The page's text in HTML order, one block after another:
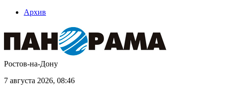
Архив
Ростов-на-Дону
7 августа 2026, 08:46